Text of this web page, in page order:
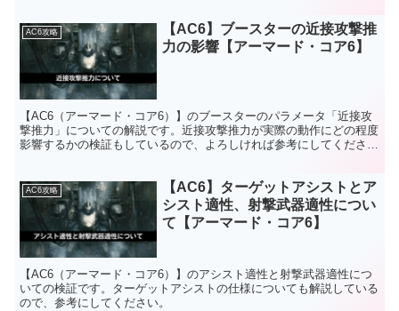
AC6攻略
【AC6】ブースターの近接攻撃推
力の影響【アーマード・コア6】
【AC6（アーマード・コア6）】のブースターのパラメータ「近接攻
撃推力」についての解説です。近接攻撃推力が実際の動作にどの程度
影響するかの検証もしているので、よろしければ参考にしてくださ
AC6攻略
【AC6】ターゲットアシストとア
シスト適性、射撃武器適性につい
て【アーマード・コア6】
【AC6（アーマード・コア6）】のアシスト適性と射撃武器適性につ
いての検証です。ターゲットアシストの仕様についても解説している
ので、参考にしてください。